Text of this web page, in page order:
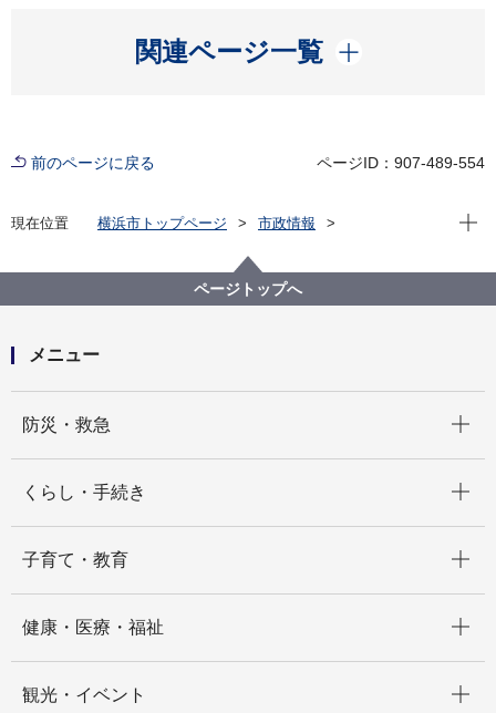
関連ページ一覧
開く
前のページに戻る ページID：907-489-554
現在位置 横浜市トップページ
市政情報
新型コロナウイルス感染症による新たな市内の患者確
認について
現在
ページトップへ
メニュー
防災・救急
くらし・手続き
子育て・教育
健康・医療・福祉
観光・イベント